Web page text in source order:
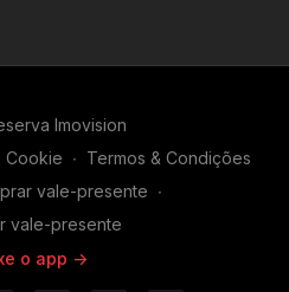
Imovision
Cookie ∙ Termos & Condições
vale-presente ∙
vale-presente
o app ->